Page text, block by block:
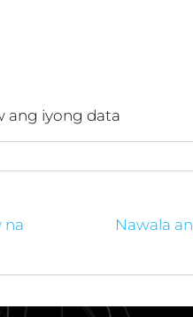
ang iyong data
na
Nawala